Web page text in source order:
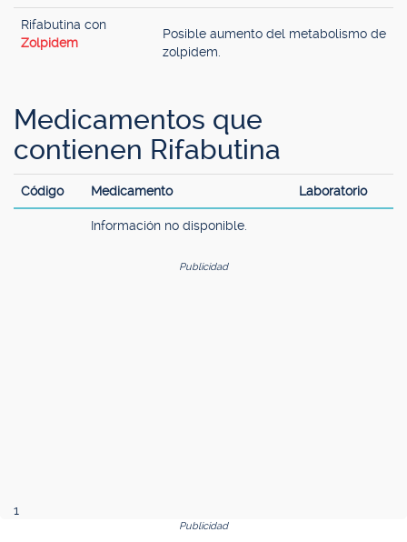
Rifabutina con
Zolpidem
Posible aumento del metabolismo de
zolpidem.
Medicamentos que
contienen Rifabutina
Código Medicamento Laboratorio
Información no disponible.
Publicidad
1
Publicidad